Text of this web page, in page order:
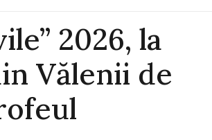
2026, la
Vălenii de